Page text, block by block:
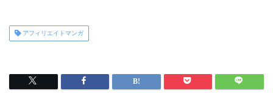
アフィリエイトマンガ